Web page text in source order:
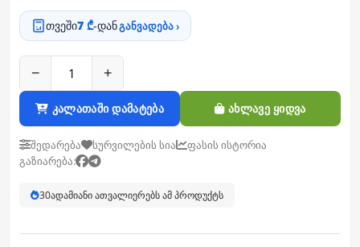
თვეში7 ₾-დანგანვადება ›
− +
კალათაში დამატება ახლავე ყიდვა
შედარება სურვილების სია
ფასის ისტორია
გაზიარება:
31ადამიანი ათვალიერებს ამ პროდუქტს